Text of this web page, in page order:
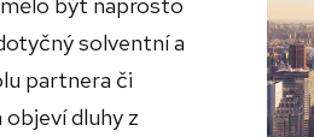
solventní a
partnera či
dluhy z